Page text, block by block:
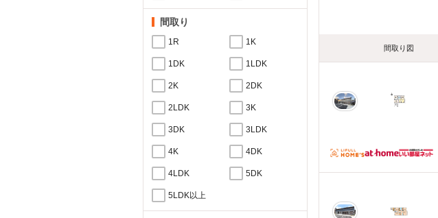
間取り
1R 1K
1DK 1LDK
2K 2DK
2LDK 3K
3DK 3LDK
4K 4DK
4LDK 5DK
5LDK以上
間取り図